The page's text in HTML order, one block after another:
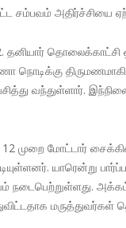
சம்பவம் அதிர்ச்சியை
தொலைக்காட்சி
நொடிக்கு
வந்துள்ளார்.
12 முறை மோட்டார்
யாரென்று
மருத்துவர்கள்